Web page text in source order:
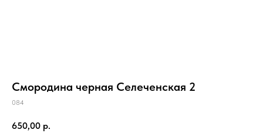
Смородина черная Селеченская 2
084
650,00 р.